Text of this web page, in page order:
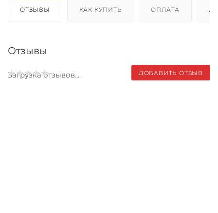
ОТЗЫВЫ КАК КУПИТЬ ОПЛАТА
Отзывы
ДОБАВИТЬ ОТЗЫВ
Загрузка отзывов...